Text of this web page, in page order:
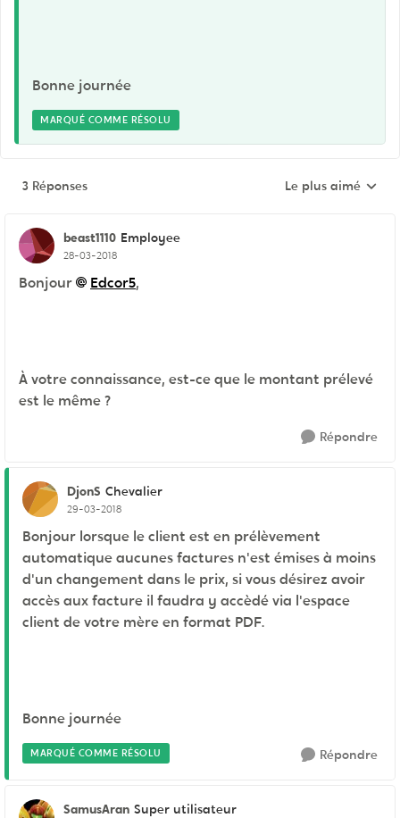
Bonne journée
MARQUÉ COMME RÉSOLU
3 Réponses Réponses triées
Le plus aimé
beast1110 Employee
28-03-2018
Bonjour Edcor5,
À votre connaissance, est-ce que le montant prélevé
est le même ?
Répondre
DjonS Chevalier
29-03-2018
Bonjour lorsque le client est en prélèvement
automatique aucunes factures n'est émises à moins
d'un changement dans le prix, si vous désirez avoir
accès aux facture il faudra y accèdé via l'espace
client de votre mère en format PDF.
Bonne journée
MARQUÉ COMME RÉSOLU Répondre
SamusAran Super utilisateur